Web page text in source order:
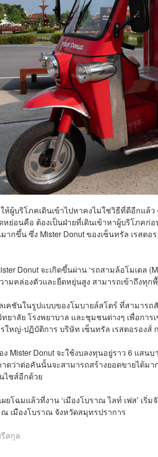
ห้ผู้บริโภคเดินเข้าไปหาคงไม่ใช่วิธีที่ดีอีกแ
ย่อนคือ ต้องเป็นฝ่ายที่เดินเข้าหาผู้บริโภคก่
กขึ้น ซึ่ง Mister Donut ของเซ็นทรัล เรสต
Donut จะเกิดขึ้นผ่าน ‘รถสามล้อโมเดล
ามคล่องตัวและยืดหยุ่นสูง สามารถเข้าถึงทุ
คชันในรูปแบบของโมบายล์สโตร์ ที่สามารถ
ยาลัย โรงพยาบาล และชุมชนต่างๆ เพื่อกา
ใหญ่-ปฏิบัติการ บริษัท เซ็นทรัล เรสตอรองส์
Mister Donut จะใช้งบลงทุนอยู่ราว 6 แส
ว่าต่อคันนั้นจะสามารถสร้างยอดขายได้มาก
ไชส์อีกด้วย
โฉมแล้วที่งาน ‘เมืองโบราณ ไลท์ เฟส’ เริ่
ณ เมืองโบราณ จังหวัดสมุทรปราการ
สกุล